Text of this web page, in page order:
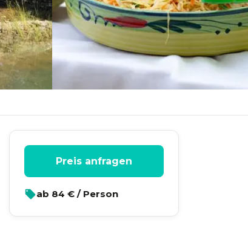
Preis anfragen
ab 84 € / Person